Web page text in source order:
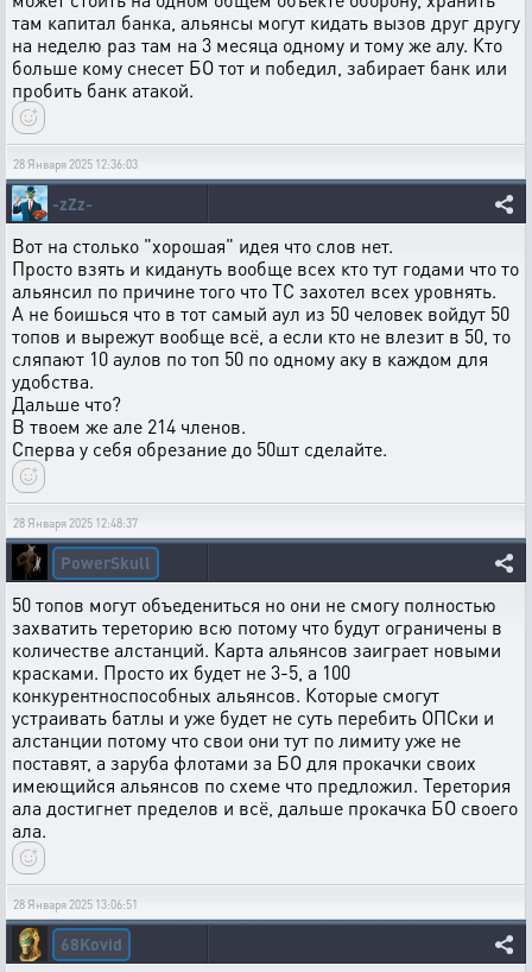
там капитал банка, альянсы могут кидать вызов друг другу
на неделю раз там на 3 месяца одному и тому же алу. Кто
больше кому снесет БО тот и победил, забирает банк или
пробить банк атакой.
28 Января 2025 12:36:03
-zZz-
Вот на столько "хорошая" идея что слов нет.
Просто взять и кидануть вообще всех кто тут годами что то
альянсил по причине того что ТС захотел всех уровнять.
А не боишься что в тот самый аул из 50 человек войдут 50
топов и вырежут вообще всё, а если кто не влезит в 50, то
сляпают 10 аулов по топ 50 по одному аку в каждом для
удобства.
Дальше что?
В твоем же але 214 членов.
Сперва у себя обрезание до 50шт сделайте.
28 Января 2025 12:48:37
PowerSkull
50 топов могут объедениться но они не смогу полностью
захватить тереторию всю потому что будут ограничены в
количестве алстанций. Карта альянсов заиграет новыми
красками. Просто их будет не 3-5, а 100
конкурентноспособных альянсов. Которые смогут
устраивать батлы и уже будет не суть перебить ОПСки и
алстанции потому что свои они тут по лимиту уже не
поставят, а заруба флотами за БО для прокачки своих
имеющийся альянсов по схеме что предложил. Теретория
ала достигнет пределов и всё, дальше прокачка БО своего
ала.
28 Января 2025 13:06:51
68Kovid